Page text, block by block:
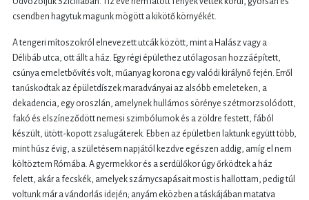
csendben hagytuk magunk mögött a kikötő környékét.
A tengeri mítoszokról elnevezett utcák között, mint a Halász vagy a
Délibáb utca, ott állt a ház. Egy régi épülethez utólagosan hozzáépített,
csúnya emeletbővítés volt, műanyag korona egy valódi királynő fején. Erről
tanúskodtak az épületdíszek maradványai az alsóbb emeleteken, a
dekadencia, egy oroszlán, amelynek hullámos sörénye szétmorzsolódott,
fakó és elszíneződött nemesi szimbólumok és a zöldre festett, fából
készült, ütött-kopott zsalugáterek. Ebben az épületben laktunk együtt több,
mint húsz évig, a születésem napjától kezdve egészen addig, amíg el nem
költöztem Rómába. A gyermekkor és a serdülőkor úgy őrködtek a ház
felett, akár a fecskék, amelyek szárnycsapásait most is hallottam, pedig túl
voltunk már a vándorlás idején; anyám eközben a táskájában matatva